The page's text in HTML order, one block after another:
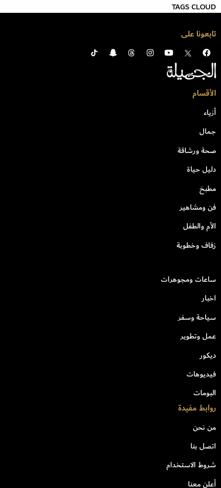
TAGS CLOUD
تابعونا على
الأقسام
أزياء
جمال
صحة ورشاقة
دليل حياة
مطبخ
فن ومشاهير
الأم والطفل
زفاف وخطوبة
ساعات ومجوهرات
اخبار
سياحة وسفر
عمل وتطوير
ديكور
فيديوهات
البومات
روابط مفيدة
من نحن
اتصل بنا
شروط الاستخدام
أعلن معنا